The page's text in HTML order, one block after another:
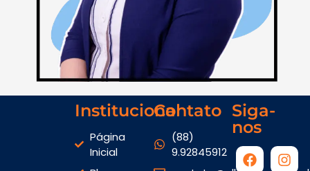
Institucional
Página
Inicial
Contato
(88)
9.92845912
Siga-
nos